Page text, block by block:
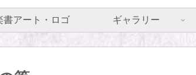
書アート・ロゴ ギャラリー